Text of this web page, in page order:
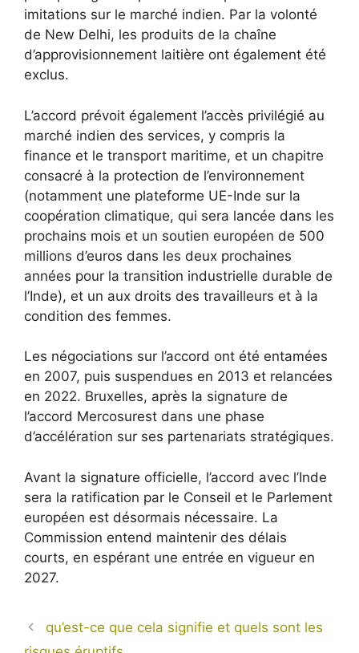
imitations sur le marché indien. Par la volonté
de New Delhi, les produits de la chaîne
d’approvisionnement laitière ont également été
exclus.
L’accord prévoit également l’accès privilégié au
marché indien des services, y compris la
finance et le transport maritime, et un chapitre
consacré à la protection de l’environnement
(notamment une plateforme UE-Inde sur la
coopération climatique, qui sera lancée dans les
prochains mois et un soutien européen de 500
millions d’euros dans les deux prochaines
années pour la transition industrielle durable de
l’Inde), et un aux droits des travailleurs et à la
condition des femmes.
Les négociations sur l’accord ont été entamées
en 2007, puis suspendues en 2013 et relancées
en 2022. Bruxelles, après la signature de
l’accord Mercosurest dans une phase
d’accélération sur ses partenariats stratégiques.
Avant la signature officielle, l’accord avec l’Inde
sera la ratification par le Conseil et le Parlement
européen est désormais nécessaire. La
Commission entend maintenir des délais
courts, en espérant une entrée en vigueur en
2027.
qu’est-ce que cela signifie et quels sont les